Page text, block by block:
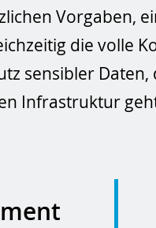
Vorgaben,
die volle
sensibler
Infrastruktur